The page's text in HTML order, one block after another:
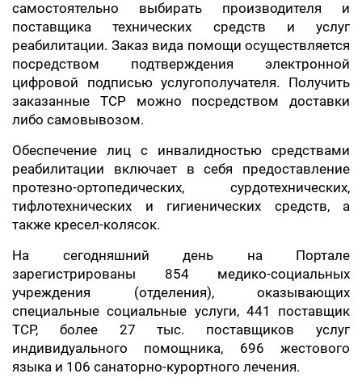
самостоятельно выбирать производителя и
поставщика технических средств и услуг
реабилитации. Заказ вида помощи осуществляется
посредством подтверждения электронной
цифровой подписью услугополучателя. Получить
заказанные ТСР можно посредством доставки
либо самовывозом.
Обеспечение лиц с инвалидностью средствами
реабилитации включает в себя предоставление
протезно-ортопедических, сурдотехнических,
тифлотехнических и гигиенических средств, а
также кресел-колясок.
На сегодняшний день на Портале
зарегистрированы 854 медико-социальных
учреждения (отделения), оказывающих
специальные социальные услуги, 441 поставщик
ТСР, более 27 тыс. поставщиков услуг
индивидуального помощника, 696 жестового
языка и 106 санаторно-курортного лечения.